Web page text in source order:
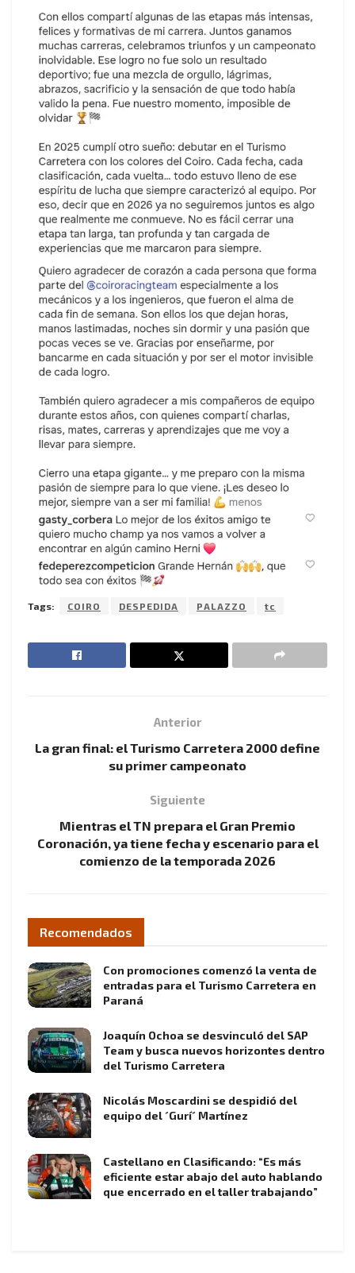
Tags: COIRO DESPEDIDA PALAZZO tc
Anterior
La gran final: el Turismo Carretera 2000 define
su primer campeonato
Siguiente
Mientras el TN prepara el Gran Premio
Coronación, ya tiene fecha y escenario para el
comienzo de la temporada 2026
Recomendados
Con promociones comenzó la venta de
entradas para el Turismo Carretera en
Paraná
Joaquín Ochoa se desvinculó del SAP
Team y busca nuevos horizontes dentro
del Turismo Carretera
Nicolás Moscardini se despidió del
equipo del ´Gurí´ Martínez
Castellano en Clasificando: “Es más
eficiente estar abajo del auto hablando
que encerrado en el taller trabajando”